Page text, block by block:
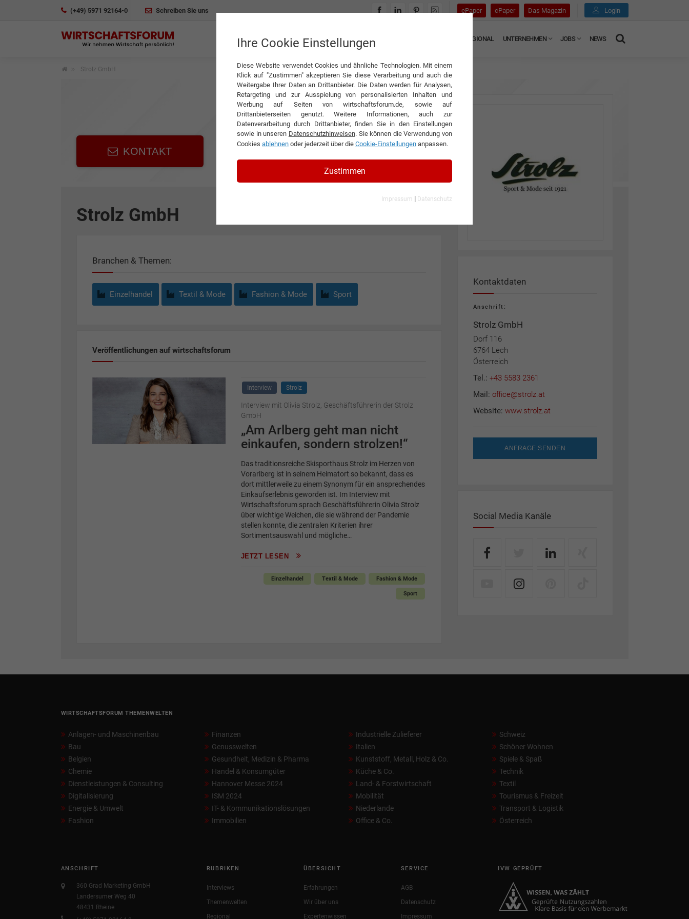
(+49) 5971 92164-0 Schreiben Sie uns ePaper cPaper Das Magazin Login
INTERVIEWS REGIONAL UNTERNEHMEN JOBS NEWS
Strolz GmbH
KONTAKT
Strolz GmbH
Branchen & Themen:
Einzelhandel Textil & Mode Fashion & Mode Sport
Veröffentlichungen auf wirtschaftsforum
Interview Strolz
Interview mit Olivia Strolz, Geschäftsführerin der Strolz
GmbH
„Am Arlberg geht man nicht
einkaufen, sondern strolzen!“
Das traditionsreiche Skisporthaus Strolz im Herzen von
Vorarlberg ist in seinem Heimatort so bekannt, dass es
dort mittlerweile zu einem Synonym für ein ansprechendes
Einkaufserlebnis geworden ist. Im Interview mit
Wirtschaftsforum sprach Geschäftsführerin Olivia Strolz
über wichtige Weichen, die sie während der Pandemie
stellen konnte, die zentralen Kriterien ihrer
Sortimentsauswahl und mögliche…
JETZT LESEN
Einzelhandel Textil & Mode Fashion & Mode
Sport
Kontaktdaten
Anschrift:
Strolz GmbH
Dorf 116
6764 Lech
Österreich
Tel.: +43 5583 2361
Mail: office@strolz.at
Website: www.strolz.at
ANFRAGE SENDEN
Social Media Kanäle
WIRTSCHAFTSFORUM THEMENWELTEN
Anlagen- und Maschinenbau
Bau
Belgien
Chemie
Dienstleistungen & Consulting
Digitalisierung
Energie & Umwelt
Fashion
Finanzen
Genusswelten
Gesundheit, Medizin & Pharma
Handel & Konsumgüter
Hannover Messe 2024
ISM 2024
IT- & Kommunikationslösungen
Immobilien
Industrielle Zulieferer
Italien
Kunststoff, Metall, Holz & Co.
Küche & Co.
Land- & Forstwirtschaft
Mobilität
Niederlande
Office & Co.
Schweiz
Schöner Wohnen
Spiele & Spaß
Technik
Textil
Tourismus & Freizeit
Transport & Logistik
Österreich
ANSCHRIFT
360 Grad Marketing GmbH
Landersumer Weg 40
48431 Rheine
RUBRIKEN
Interviews
Themenwelten
Regional
ÜBERSICHT
Erfahrungen
Wir über uns
Expertenwissen
SERVICE
AGB
Datenschutz
Impressum
IVW GEPRÜFT
Ihre Cookie Einstellungen
Diese Website verwendet Cookies und ähnliche Technologien. Mit einem
Klick auf "Zustimmen" akzeptieren Sie diese Verarbeitung und auch die
Weitergabe Ihrer Daten an Drittanbieter. Die Daten werden für Analysen,
Retargeting und zur Ausspielung von personalisierten Inhalten und
Werbung auf Seiten von wirtschaftsforum.de, sowie auf
Drittanbieterseiten genutzt. Weitere Informationen, auch zur
Datenverarbeitung durch Drittanbieter, finden Sie in den Einstellungen
sowie in unseren Datenschutzhinweisen. Sie können die Verwendung von
Cookies ablehnen oder jederzeit über die Cookie-Einstellungen anpassen.
Zustimmen
Impressum | Datenschutz